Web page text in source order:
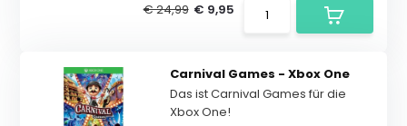
€ 24,99 € 9,95
Carnival Games - Xbox One
Das ist Carnival Games für die
Xbox One!